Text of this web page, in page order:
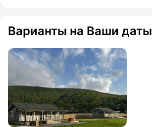
Варианты на Ваши даты